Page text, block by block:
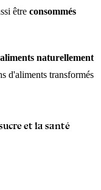
être consommés
naturellement
d'aliments transformés
et la santé